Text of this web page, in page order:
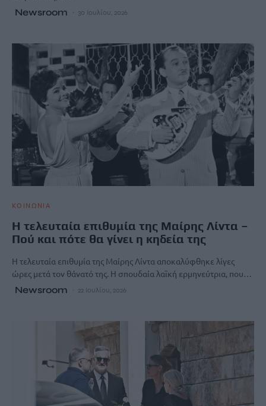
Newsroom 30 Ιουλίου, 2026
ΚΟΙΝΩΝΙΑ
Η τελευταία επιθυμία της Μαίρης Λίντα –
Πού και πότε θα γίνει η κηδεία της
Η τελευταία επιθυμία της Μαίρης Λίντα αποκαλύφθηκε λίγες
ώρες μετά τον θάνατό της. Η σπουδαία λαϊκή ερμηνεύτρια, που…
Newsroom 22 Ιουλίου, 2026